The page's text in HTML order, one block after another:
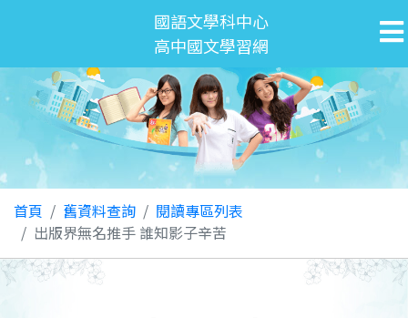
國語文學科中心
高中國文學習網
首頁 舊資料查詢
閱讀專區列表
出版界無名推手 誰知影子辛苦